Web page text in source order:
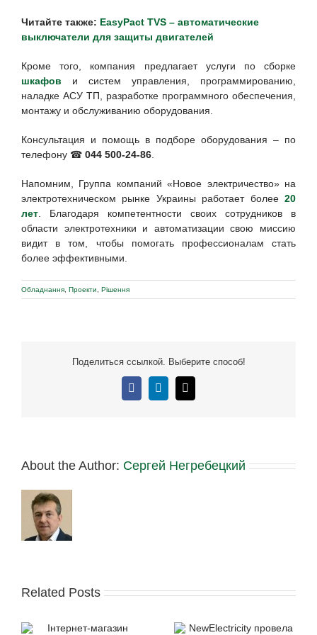
Читайте также: EasyPact TVS – автоматические
выключатели для защиты двигателей
Кроме того, компания предлагает услуги по сборке
шкафов и систем управления, программированию,
наладке АСУ ТП, разработке программного обеспечения,
монтажу и обслуживанию оборудования.
Консультация и помощь в подборе оборудования – по
телефону ☎ 044 500-24-86
Напомним, Группа компаний «Новое электричество» на
электротехническом рынке Украины работает более 20
лет . Благодаря компетентности своих сотрудников в
области электротехники и автоматизации свою миссию
видит в том, чтобы помогать профессионалам стать
более эффективными.
Обладнання Проекти Рішення
Поделиться ссылкой. Выберите способ!
FacebookLinkedIn
E-
mail:
About the Author: Сергей Негребецкий
Related Posts
Представники